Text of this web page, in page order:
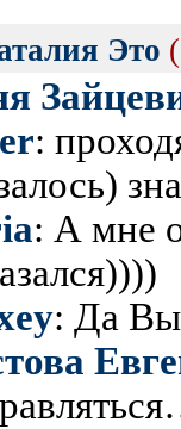
Это
:
: А мне
: Да Вы